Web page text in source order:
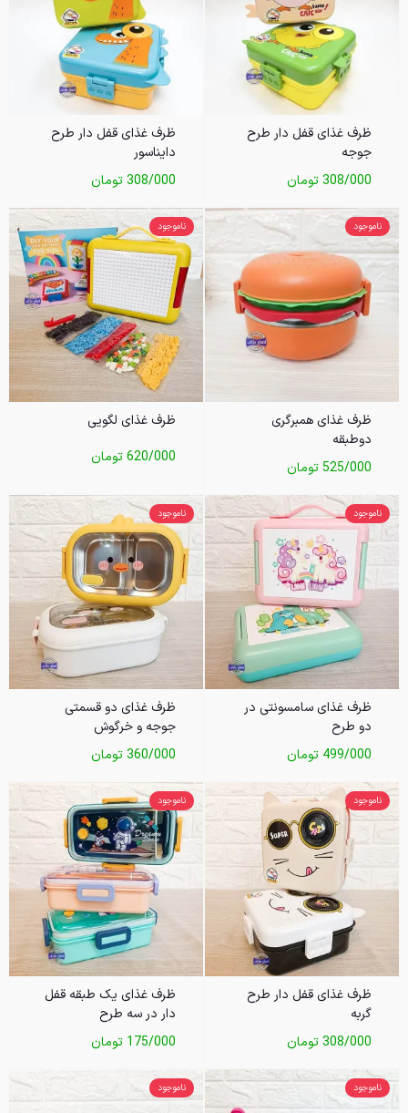
ظرف غذای قفل دار طرح
جوجه
308/000تومان
ظرف غذای قفل دار طرح
دایناسور
308/000تومان
ناموجود
ظرف غذای همبرگری
دوطبقه
525/000تومان
ناموجود
ظرف غذای لگویی
620/000تومان
ناموجود
ظرف غذای سامسونتی در
دو طرح
499/000 تومان
ناموجود
ظرف غذای دو قسمتی
جوجه و خرگوش
360/000تومان
ناموجود
ظرف غذای قفل دار طرح
گربه
308/000تومان
ناموجود
ظرف غذای یک طبقه قفل
دار در سه طرح
175/000 تومان
ناموجود ناموجود